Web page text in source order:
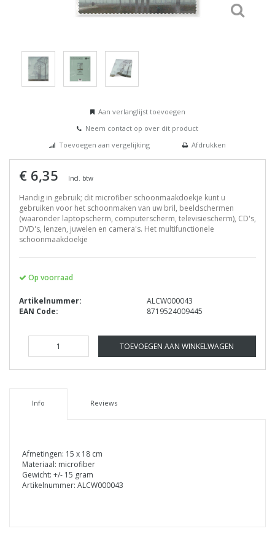
Aan verlanglijst toevoegen
Neem contact op over dit product
Toevoegen aan vergelijking
Afdrukken
€ 6,35 Incl. btw
Handig in gebruik; dit microfiber schoonmaakdoekje kunt u
gebruiken voor het schoonmaken van uw bril, beeldschermen
(waaronder laptopscherm, computerscherm, televisiescherm), CD's,
DVD's, lenzen, juwelen en camera's. Het multifunctionele
schoonmaakdoekje
Op voorraad
Artikelnummer:
ALCW000043
EAN Code:
8719524009445
TOEVOEGEN AAN WINKELWAGEN
Info Reviews
Afmetingen: 15 x 18 cm
Materiaal: microfiber
Gewicht: +/- 15 gram
Artikelnummer: ALCW000043